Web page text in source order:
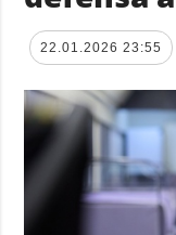
22.01.2026 23:55